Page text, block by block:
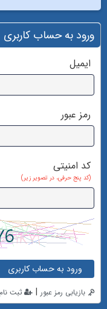
ورود به حساب کاربری
ایمیل
رمز عبور
کد امنیتی
(کد پنج حرفی، در تصویر زیر)
ورود به حساب کاربری
بازیابی رمز عبور | ثبت